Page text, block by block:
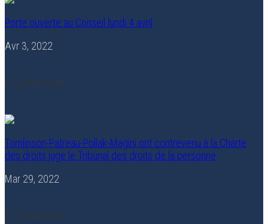
Porte ouverte au Conseil lundi 4 avril
Avr 3, 2022
0 Comment
Tomlinson-Patreau-Pollak-Magini ont contrevenu à la Charte
des droits juge le Tribunal des droits de la personne
Mar 29, 2022
0 Comment